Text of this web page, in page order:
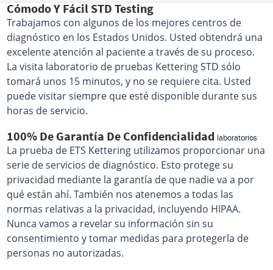
Cómodo Y Fácil STD Testing
Trabajamos con algunos de los mejores centros de
diagnóstico en los Estados Unidos. Usted obtendrá una
excelente atención al paciente a través de su proceso.
La visita laboratorio de pruebas Kettering STD sólo
tomará unos 15 minutos, y no se requiere cita. Usted
puede visitar siempre que esté disponible durante sus
horas de servicio.
100% De Garantía De Confidencialidad laboratorios
La prueba de ETS Kettering utilizamos proporcionar una
serie de servicios de diagnóstico. Esto protege su
privacidad mediante la garantía de que nadie va a por
qué están ahí. También nos atenemos a todas las
normas relativas a la privacidad, incluyendo HIPAA.
Nunca vamos a revelar su información sin su
consentimiento y tomar medidas para protegerla de
personas no autorizadas.